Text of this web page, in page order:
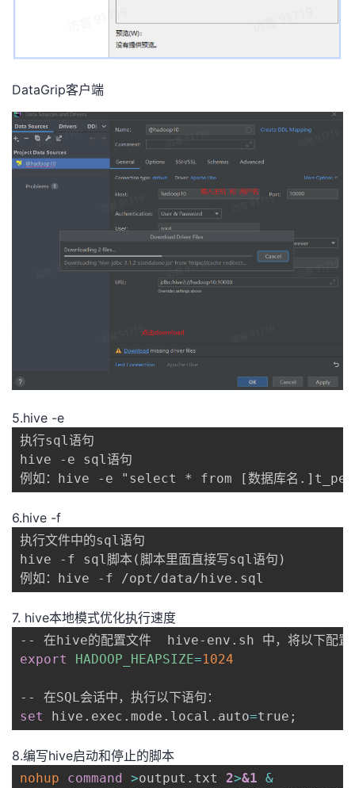
DataGrip客户端
5.hive -e
执行sql语句
hive -e sql语句
例如：hive -e "select * from [数据库名
6.hive -f
执行文件中的sql语句
hive -f sql脚本( 脚本里面直接写sql语句 )
例如：hive -f /opt/data/hive.sql
7. hive本地模式优化执行速度
export HADOOP_HEAPSIZE=1024
set
hive.exec.mode.local.auto=true ;
8.编写hive启动和停止的脚本
nohup command >output.txt 2>&1 &